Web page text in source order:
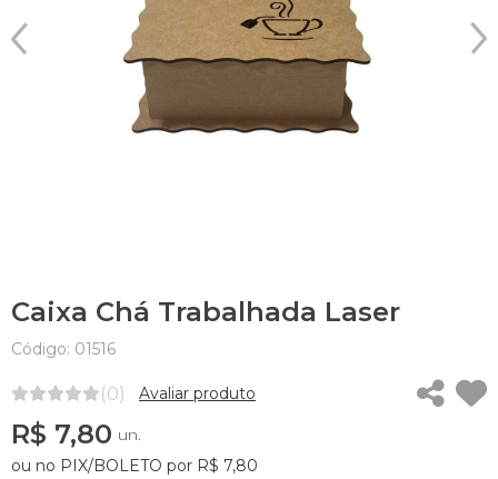
Caixa Chá Trabalhada Laser
Código: 01516
(0) Avaliar produto
R$ 7,80 un.
ou no PIX/BOLETO por R$ 7,80